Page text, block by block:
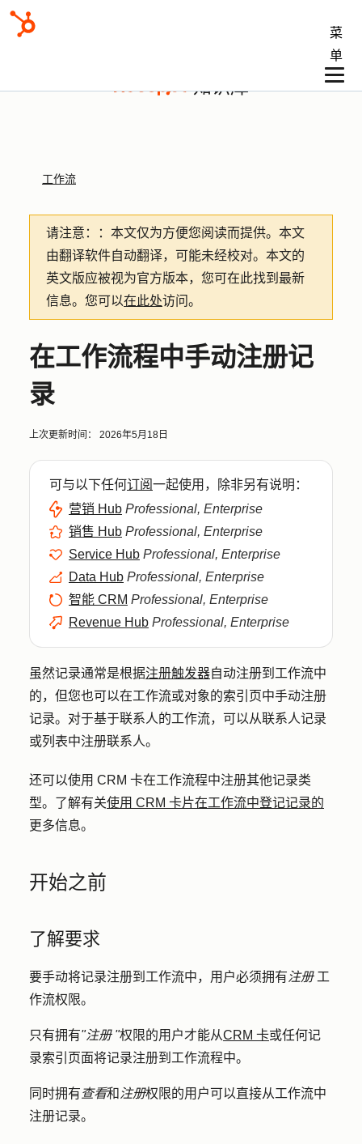
菜
单
知识库
工作流
请注意： ：本文仅为方便您阅读而提供。 本文
由翻译软件自动翻译，可能未经校对。本文的
英文版应被视为官方版本，您可在此找到最新
信息。您可以在此处访问。
在工作流程中手动注册记
录
上次更新时间： 2026年5月18日
可与以下任何订阅一起使用，除非另有说明：
营销 Hub Professional, Enterprise
销售 Hub Professional, Enterprise
Service Hub Professional, Enterprise
Data Hub Professional, Enterprise
智能 CRM Professional, Enterprise
Revenue Hub Professional, Enterprise
虽然记录通常是根据注册触发器自动注册到工作流中
的，但您也可以在工作流或对象的索引页中手动注册
记录。对于基于联系人的工作流，可以从联系人记录
或列表中注册联系人。
还可以使用 CRM 卡在工作流程中注册其他记录类
型。了解有关使用 CRM 卡片在工作流中登记记录的
更多信息。
开始之前
了解要求
要手动将记录注册到工作流中，用户必须拥有注册 工
作流权限。
只有拥有"注册 "权限的用户才能从CRM 卡或任何记
录索引页面将记录注册到工作流程中。
同时拥有查看和 注册权限的用户可以直接从工作流中
注册记录。